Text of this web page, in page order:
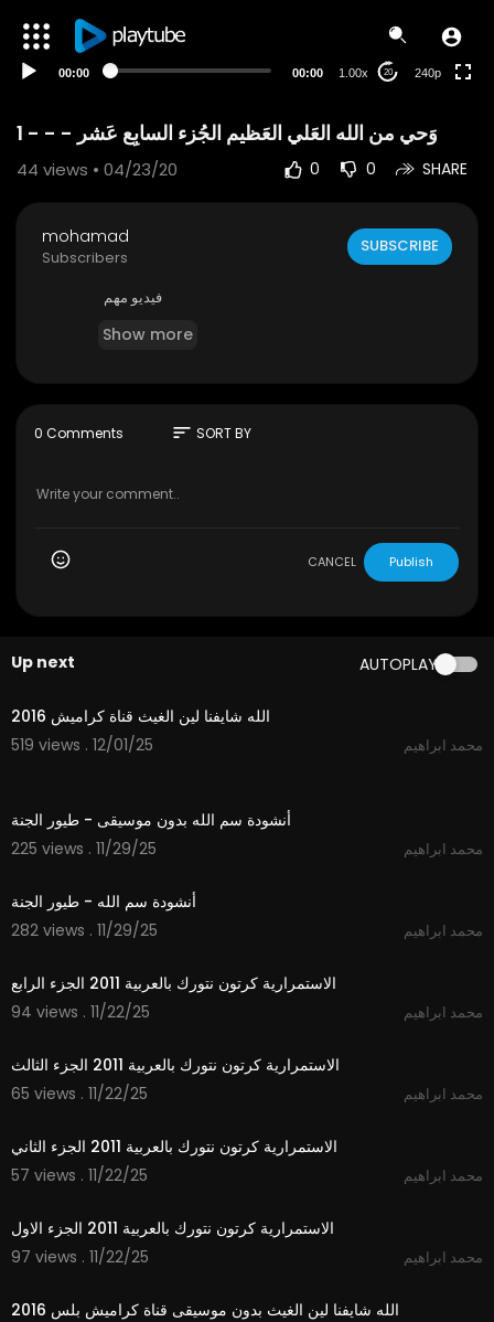
00:00 00:00 1.00x 20 240p
وَحي من الله العَلي العَظيم الجُزء السابِع عَشر - - - 1
44 views • 04/23/20 0 0 SHARE
mohamad
Subscribers
SUBSCRIBE
فيديو مهم
Show more
0 Comments sort SORT BY
CANCEL Publish
Up next AUTOPLAY
3:53
الله شايفنا لين الغيث قناة كراميش 2016
519 views . 12/01/25
محمد ابراهيم
أنشودة سم الله بدون موسيقى - طيور الجنة
225 views . 11/29/25
محمد ابراهيم
أنشودة سم الله - طيور الجنة
282 views . 11/29/25
محمد ابراهيم
الاستمرارية كرتون نتورك بالعربية 2011 الجزء الرابع
94 views . 11/22/25
محمد ابراهيم
الاستمرارية كرتون نتورك بالعربية 2011 الجزء الثالث
65 views . 11/22/25
محمد ابراهيم
الاستمرارية كرتون نتورك بالعربية 2011 الجزء الثاني
57 views . 11/22/25
محمد ابراهيم
الاستمرارية كرتون نتورك بالعربية 2011 الجزء الاول
97 views . 11/22/25
محمد ابراهيم
الله شايفنا لين الغيث بدون موسيقى قناة كراميش بلس 2016